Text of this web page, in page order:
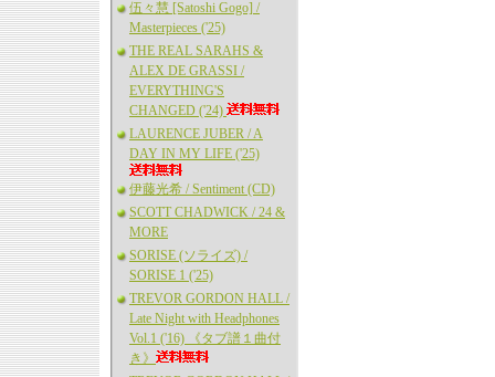
伍々慧 [Satoshi Gogo] /
Masterpieces ('25)
THE REAL SARAHS &
ALEX DE GRASSI /
EVERYTHING'S
CHANGED ('24)
LAURENCE JUBER / A
DAY IN MY LIFE ('25)
伊藤光希 / Sentiment (CD)
SCOTT CHADWICK / 24 &
MORE
SORISE (ソライズ) /
SORISE 1 ('25)
TREVOR GORDON HALL /
Late Night with Headphones
Vol.1 ('16) 《タブ譜１曲付
き》